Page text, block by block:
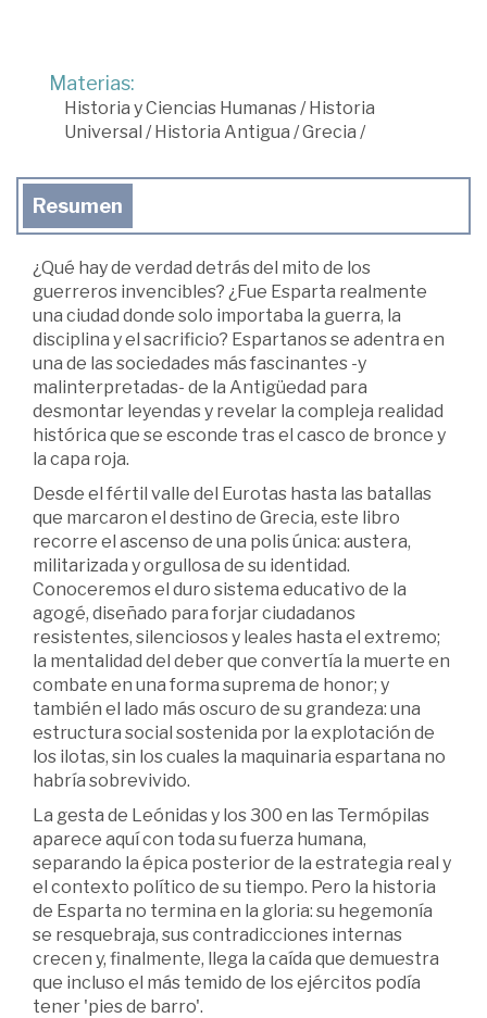
Materias:
Historia y Ciencias Humanas /Historia
Universal /Historia Antigua /Grecia /
Resumen
¿Qué hay de verdad detrás del mito de los
guerreros invencibles? ¿Fue Esparta realmente
una ciudad donde solo importaba la guerra, la
disciplina y el sacrificio? Espartanos se adentra en
una de las sociedades más fascinantes -y
malinterpretadas- de la Antigüedad para
desmontar leyendas y revelar la compleja realidad
histórica que se esconde tras el casco de bronce y
la capa roja.
Desde el fértil valle del Eurotas hasta las batallas
que marcaron el destino de Grecia, este libro
recorre el ascenso de una polis única: austera,
militarizada y orgullosa de su identidad.
Conoceremos el duro sistema educativo de la
agogé, diseñado para forjar ciudadanos
resistentes, silenciosos y leales hasta el extremo;
la mentalidad del deber que convertía la muerte en
combate en una forma suprema de honor; y
también el lado más oscuro de su grandeza: una
estructura social sostenida por la explotación de
los ilotas, sin los cuales la maquinaria espartana no
habría sobrevivido.
La gesta de Leónidas y los 300 en las Termópilas
aparece aquí con toda su fuerza humana,
separando la épica posterior de la estrategia real y
el contexto político de su tiempo. Pero la historia
de Esparta no termina en la gloria: su hegemonía
se resquebraja, sus contradicciones internas
crecen y, finalmente, llega la caída que demuestra
que incluso el más temido de los ejércitos podía
tener 'pies de barro'.